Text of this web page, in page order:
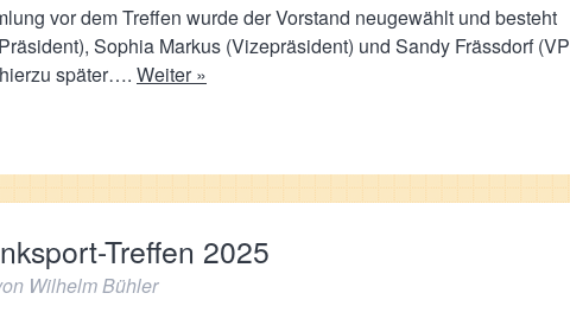
vor dem Treffen wurde der Vorstand neugewählt und besteht
Sophia Markus (Vizepräsident) und Sandy Frässdorf (VP
später…. Weiter »
Treffen 2025
Wilhelm Bühler